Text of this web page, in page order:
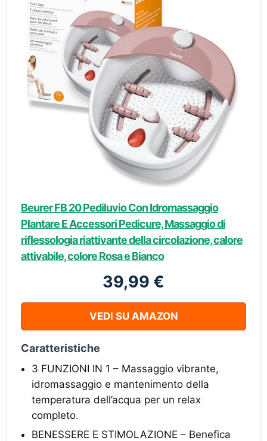
Beurer FB 20 Pediluvio Con Idromassaggio
Plantare E Accessori Pedicure, Massaggio di
riflessologia riattivante della circolazione, calore
attivabile, colore Rosa e Bianco
39,99 €
VEDI SU AMAZON
Caratteristiche
3 FUNZIONI IN 1 – Massaggio vibrante,
idromassaggio e mantenimento della
temperatura dell’acqua per un relax
completo.
BENESSERE E STIMOLAZIONE – Benefica